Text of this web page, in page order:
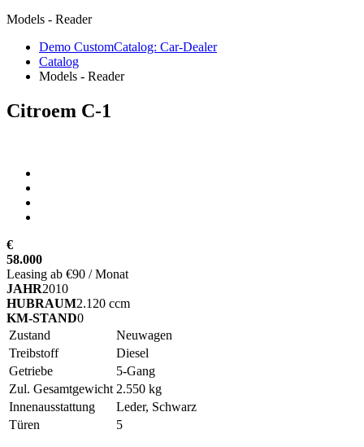
Models - Reader
Demo CustomCatalog: Car-Dealer
Catalog
Models - Reader
Citroem C-1
€
58.000
Leasing ab €90 / Monat
JAHR2010
HUBRAUM2.120 ccm
KM-STAND0
Zustand
Neuwagen
Treibstoff
Diesel
Getriebe
5-Gang
Zul. Gesamtgewicht 2.550 kg
Innenausstattung
Leder, Schwarz
Türen
5